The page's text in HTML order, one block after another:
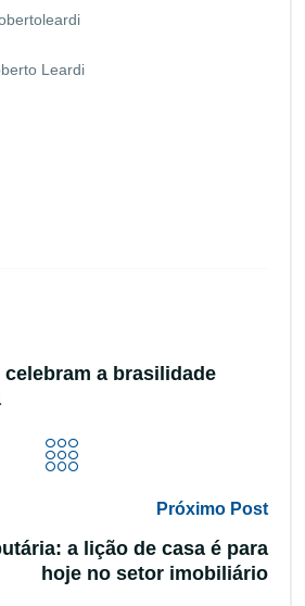
Leardi
a brasilidade
Próximo Post
a lição de casa é para
hoje no setor imobiliário